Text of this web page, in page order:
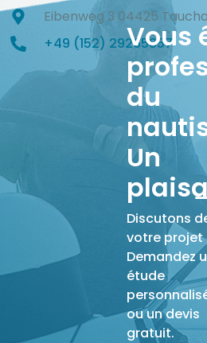
Eibenweg 3 04425
+49 (152) 29265857
Vous
du
Un
Discutons
votre projet
Demandez
étude
ou un devis
gratuit.